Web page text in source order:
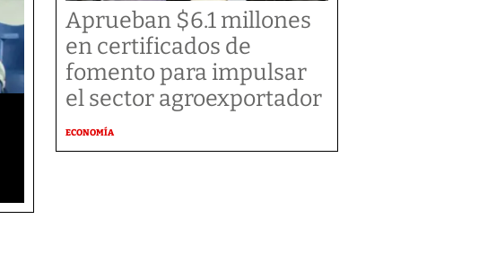
Aprueban $6.1 millones
en certificados de
fomento para impulsar
el sector agroexportador
ECONOMÍA